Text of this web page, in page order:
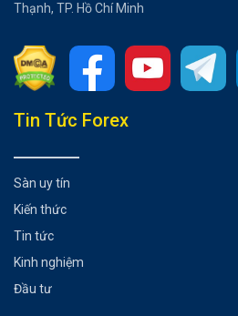
Thạnh, TP. Hồ Chí Minh
Tổng hợp bài viết
Tin Tức Forex
Sàn uy tín
Kiến thức
Tin tức
Kinh nghiệm
Đầu tư